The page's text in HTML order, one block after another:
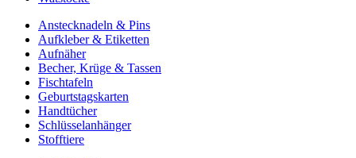
Anstecknadeln & Pins
Aufkleber & Etiketten
Aufnäher
Becher, Krüge & Tassen
Fischtafeln
Geburtstagskarten
Handtücher
Schlüsselanhänger
Stofftiere